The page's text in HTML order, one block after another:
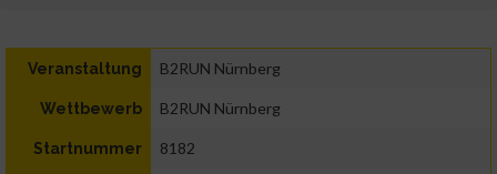
Veranstaltung B2RUN Nürnberg
Wettbewerb B2RUN Nürnberg
Startnummer 8182